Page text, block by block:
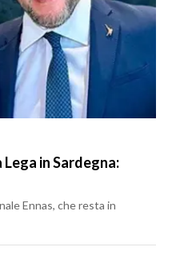
in Sardegna:
Ennas, che resta in